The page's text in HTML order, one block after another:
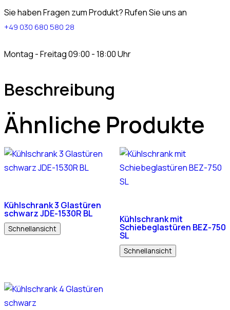
Sie haben Fragen zum Produkt? Rufen Sie uns an
+49 030 680 580 28
Montag - Freitag 09:00 - 18:00 Uhr
Beschreibung
Ähnliche Produkte
Kühlschrank 3 Glastüren
schwarz JDE-1530R BL
Schnellansicht
Kühlschrank mit
Schiebeglastüren BEZ-750
SL
Schnellansicht